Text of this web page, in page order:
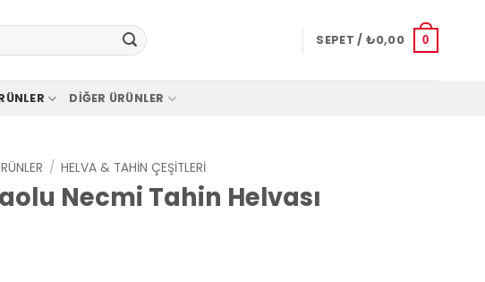
SEPET / ₺0,00 0
DIĞER ÜRÜNLER
/ HELVA & TAHIN ÇEŞITLERI
Necmi Tahin Helvası